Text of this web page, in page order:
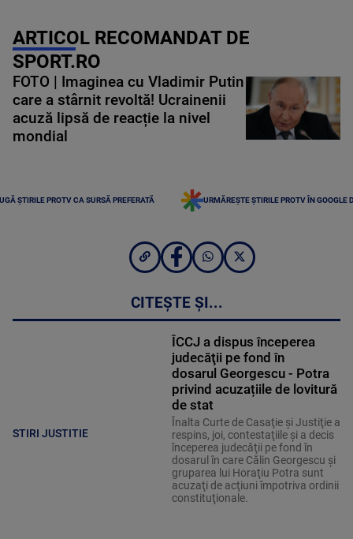
ARTICOL RECOMANDAT DE
SPORT.RO
FOTO | Imaginea cu Vladimir Putin
care a stârnit revoltă! Ucrainenii
acuză lipsă de reacție la nivel
mondial
ȘTIRILE PROTV CA SURSĂ PREFERATĂ URMĂREȘTE ȘTIRILE PROTV ÎN GOOGLE
CITEȘTE ȘI...
STIRI JUSTITIE
ÎCCJ a dispus începerea
judecăţii pe fond în
dosarul Georgescu - Potra
privind acuzațiile de lovitură
de stat
Înalta Curte de Casaţie şi Justiţie a
respins, joi, contestaţiile şi a decis
începerea judecăţii pe fond în
dosarul în care Călin Georgescu şi
gruparea lui Horaţiu Potra sunt
acuzaţi de acţiuni împotriva ordinii
constituţionale.